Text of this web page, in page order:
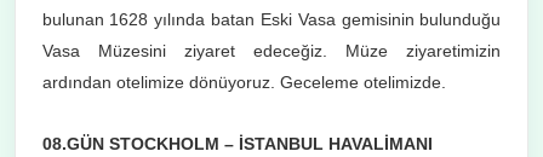
bulunan 1628 yılında batan Eski Vasa gemisinin bulunduğu
Vasa Müzesini ziyaret edeceğiz. Müze ziyaretimizin
ardından otelimize dönüyoruz. Geceleme otelimizde.
08.GÜN STOCKHOLM – İSTANBUL HAVALİMANI